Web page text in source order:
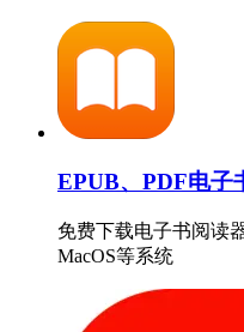
EPUB、PDF电子
免费下载电子书阅读
MacOS等系统